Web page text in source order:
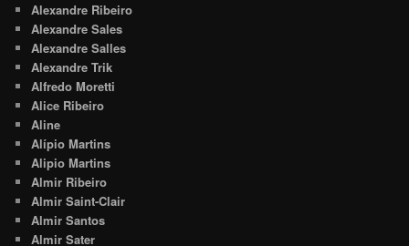
Alexandre Ribeiro
Alexandre Sales
Alexandre Salles
Alexandre Trik
Alfredo Moretti
Alice Ribeiro
Aline
Alípio Martins
Alipio Martins
Almir Ribeiro
Almir Saint-Clair
Almir Santos
Almir Sater